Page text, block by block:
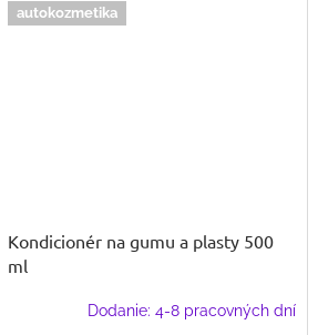
autokozmetika
Kondicionér na gumu a plasty 500
ml
Dodanie: 4-8 pracovných dní